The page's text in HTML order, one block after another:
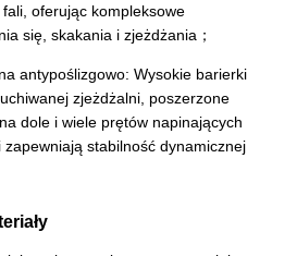
fali, oferując kompleksowe
się, skakania i zjeżdżania；
antypoślizgowo: Wysokie barierki
zjeżdżalni, poszerzone
dole i wiele prętów napinających
zapewniają stabilność dynamicznej